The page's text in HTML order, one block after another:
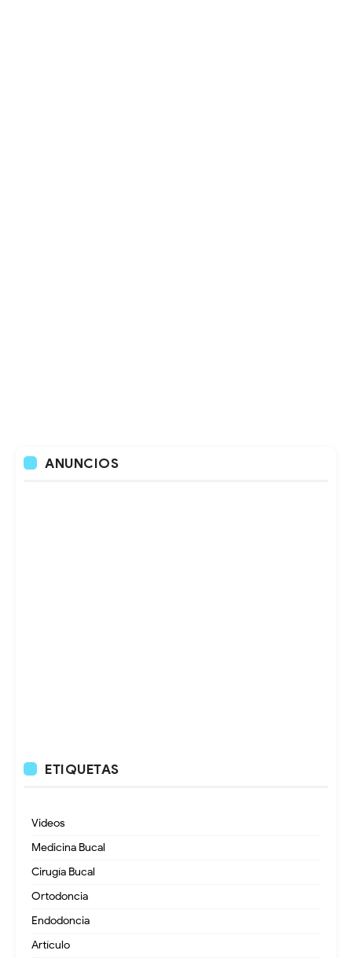
ANUNCIOS
ETIQUETAS
Videos
Medicina Bucal
Cirugía Bucal
Ortodoncia
Endodoncia
Artículo